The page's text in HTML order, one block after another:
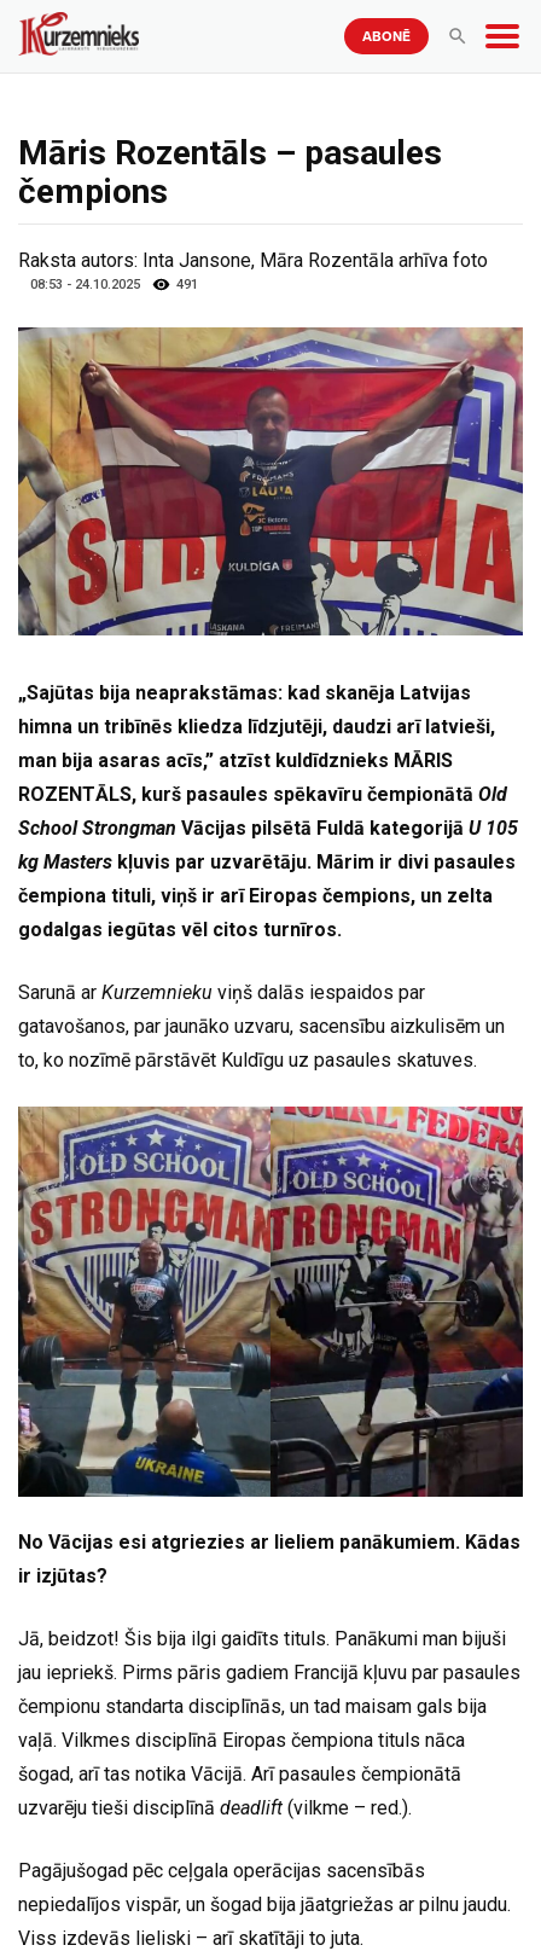
ABONĒ
Māris Rozentāls – pasaules
čempions
Raksta autors: Inta Jansone, Māra Rozentāla arhīva foto
08:53 - 24.10.2025 491
„Sajūtas bija neaprakstāmas: kad skanēja Latvijas
himna un tribīnēs kliedza līdzjutēji, daudzi arī latvieši,
man bija asaras acīs,” atzīst kuldīdznieks MĀRIS
ROZENTĀLS, kurš pasaules spēkavīru čempionātā Old
School Strongman Vācijas pilsētā Fuldā kategorijā U 105
kg Masters kļuvis par uzvarētāju. Mārim ir divi pasaules
čempiona tituli, viņš ir arī Eiropas čempions, un zelta
godalgas iegūtas vēl citos turnīros.
Sarunā ar Kurzemnieku viņš dalās iespaidos par
gatavošanos, par jaunāko uzvaru, sacensību aizkulisēm un
to, ko nozīmē pārstāvēt Kuldīgu uz pasaules skatuves.
No Vācijas esi atgriezies ar lieliem panākumiem. Kādas
ir izjūtas?
Jā, beidzot! Šis bija ilgi gaidīts tituls. Panākumi man bijuši
jau iepriekš. Pirms pāris gadiem Francijā kļuvu par pasaules
čempionu standarta disciplīnās, un tad maisam gals bija
vaļā. Vilkmes disciplīnā Eiropas čempiona tituls nāca
šogad, arī tas notika Vācijā. Arī pasaules čempionātā
uzvarēju tieši disciplīnā deadlift (vilkme – red.).
Pagājušogad pēc ceļgala operācijas sacensībās
nepiedalījos vispār, un šogad bija jāatgriežas ar pilnu jaudu.
Viss izdevās lieliski – arī skatītāji to juta.